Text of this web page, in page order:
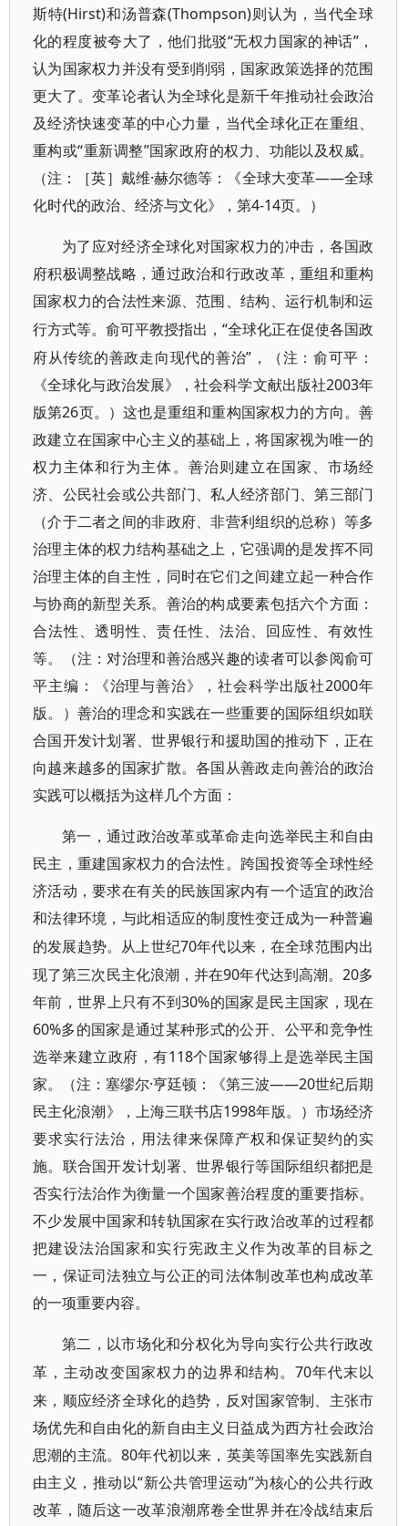
斯特(Hirst)和汤普森(Thompson)则认为，当代全球
化的程度被夸大了，他们批驳“无权力国家的神话”，
认为国家权力并没有受到削弱，国家政策选择的范围
更大了。变革论者认为全球化是新千年推动社会政治
及经济快速变革的中心力量，当代全球化正在重组、
重构或“重新调整”国家政府的权力、功能以及权威。
（注：［英］戴维·赫尔德等：《全球大变革——全球
化时代的政治、经济与文化》，第4-14页。）
为了应对经济全球化对国家权力的冲击，各国政
府积极调整战略，通过政治和行政改革，重组和重构
国家权力的合法性来源、范围、结构、运行机制和运
行方式等。俞可平教授指出，“全球化正在促使各国政
府从传统的善政走向现代的善治”，（注：俞可平：
《全球化与政治发展》，社会科学文献出版社2003年
版第26页。）这也是重组和重构国家权力的方向。善
政建立在国家中心主义的基础上，将国家视为唯一的
权力主体和行为主体。善治则建立在国家、市场经
济、公民社会或公共部门、私人经济部门、第三部门
（介于二者之间的非政府、非营利组织的总称）等多
治理主体的权力结构基础之上，它强调的是发挥不同
治理主体的自主性，同时在它们之间建立起一种合作
与协商的新型关系。善治的构成要素包括六个方面：
合法性、透明性、责任性、法治、回应性、有效性
等。（注：对治理和善治感兴趣的读者可以参阅俞可
平主编：《治理与善治》，社会科学出版社2000年
版。）善治的理念和实践在一些重要的国际组织如联
合国开发计划署、世界银行和援助国的推动下，正在
向越来越多的国家扩散。各国从善政走向善治的政治
实践可以概括为这样几个方面：
第一，通过政治改革或革命走向选举民主和自由
民主，重建国家权力的合法性。跨国投资等全球性经
济活动，要求在有关的民族国家内有一个适宜的政治
和法律环境，与此相适应的制度性变迁成为一种普遍
的发展趋势。从上世纪70年代以来，在全球范围内出
现了第三次民主化浪潮，并在90年代达到高潮。20多
年前，世界上只有不到30%的国家是民主国家，现在
60%多的国家是通过某种形式的公开、公平和竞争性
选举来建立政府，有118个国家够得上是选举民主国
家。（注：塞缪尔·亨廷顿：《第三波——20世纪后期
民主化浪潮》，上海三联书店1998年版。）市场经济
要求实行法治，用法律来保障产权和保证契约的实
施。联合国开发计划署、世界银行等国际组织都把是
否实行法治作为衡量一个国家善治程度的重要指标。
不少发展中国家和转轨国家在实行政治改革的过程都
把建设法治国家和实行宪政主义作为改革的目标之
一，保证司法独立与公正的司法体制改革也构成改革
的一项重要内容。
第二，以市场化和分权化为导向实行公共行政改
革，主动改变国家权力的边界和结构。70年代末以
来，顺应经济全球化的趋势，反对国家管制、主张市
场优先和自由化的新自由主义日益成为西方社会政治
思潮的主流。80年代初以来，英美等国率先实践新自
由主义，推动以“新公共管理运动”为核心的公共行政
改革，随后这一改革浪潮席卷全世界并在冷战结束后